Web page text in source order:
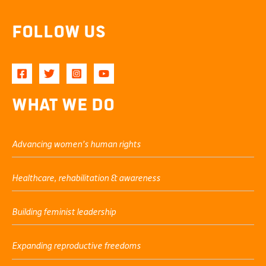
Follow Us
What We Do
Advancing women’s human rights
Healthcare, rehabilitation & awareness
Building feminist leadership
Expanding reproductive freedoms